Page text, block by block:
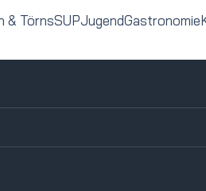
& TörnsSUPJugendGastronomie